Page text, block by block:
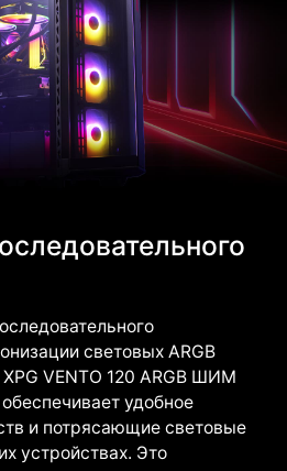
световых ARGB
VENTO 120 ARGB ШИМ
удобное
и потрясающие световые
устройствах. Это